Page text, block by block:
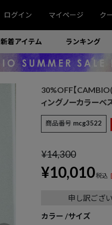
ログイン マイページ ク
新着アイテム ランキング
30%OFF【
ィングノーカラーベ
商品番号 mcg3522
¥14,300
¥10,010税込 [
申し訳ござ
カラー
サイズ